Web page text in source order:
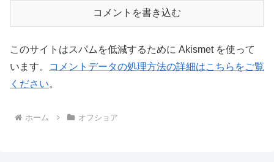
コメントを書き込む
このサイトはスパムを低減するために Akismet を使って
います。
コメントデータの処理方法の詳細はこちらをご覧
ください。
ホーム オフショア